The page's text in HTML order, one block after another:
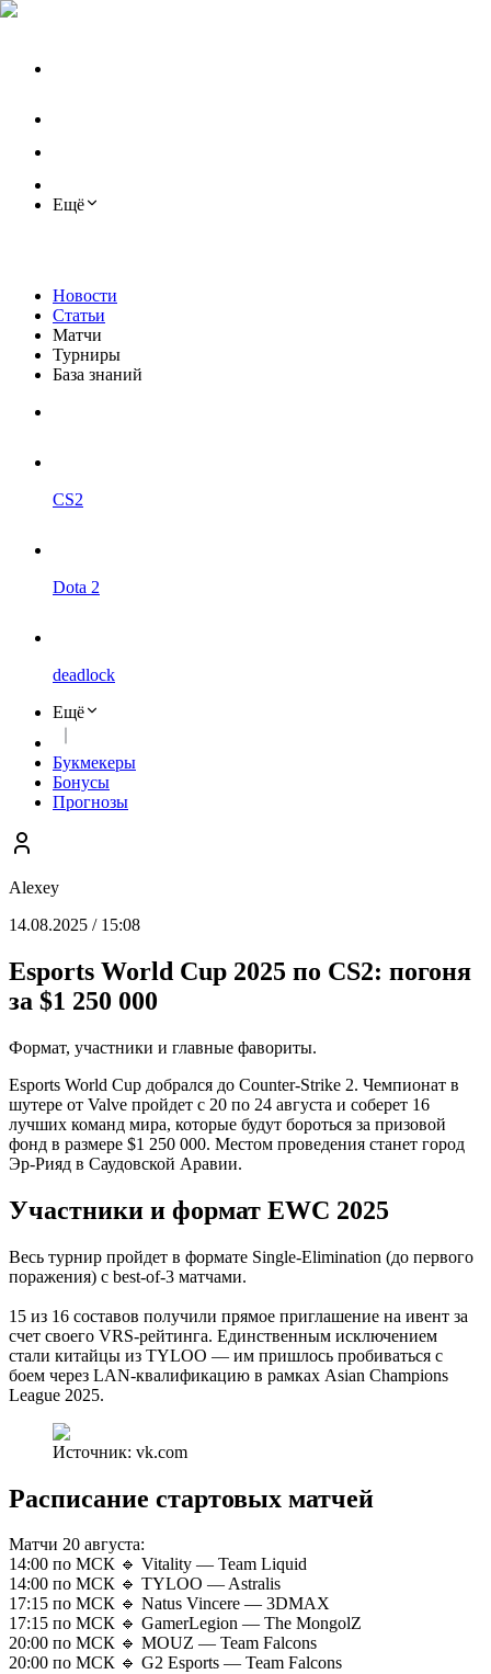
Ещё
Новости
Статьи
Матчи
Турниры
База знаний
CS2
Dota 2
deadlock
Ещё
Букмекеры
Бонусы
Прогнозы
Alexey
14.08.2025 / 15:08
Esports World Cup 2025 по CS2: погоня
за $1 250 000
Формат, участники и главные фавориты.
Esports World Cup добрался до Counter-Strike 2. Чемпионат в
шутере от Valve пройдет с 20 по 24 августа и соберет 16
лучших команд мира, которые будут бороться за призовой
фонд в размере $1 250 000. Местом проведения станет город
Эр-Рияд в Саудовской Аравии.
Участники и формат EWC 2025
Весь турнир пройдет в формате Single-Elimination (до первого
поражения) с best-of-3 матчами.
15 из 16 составов получили прямое приглашение на ивент за
счет своего VRS-рейтинга. Единственным исключением
стали китайцы из TYLOO — им пришлось пробиваться с
боем через LAN-квалификацию в рамках Asian Champions
League 2025.
Источник: vk.com
Расписание стартовых матчей
Матчи 20 августа:
14:00 по МСК 🔹 Vitality — Team Liquid
14:00 по МСК 🔹 TYLOO — Astralis
17:15 по МСК 🔹 Natus Vincere — 3DMAX
17:15 по МСК 🔹 GamerLegion — The MongolZ
20:00 по МСК 🔹 MOUZ — Team Falcons
20:00 по МСК 🔹 G2 Esports — Team Falcons